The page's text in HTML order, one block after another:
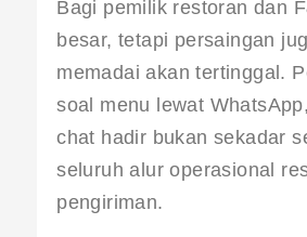
Bagi pemilik restoran dan
besar, tetapi persaingan
memadai akan tertinggal.
soal menu lewat
chat hadir bukan sekadar
seluruh alur operasional
pengiriman.